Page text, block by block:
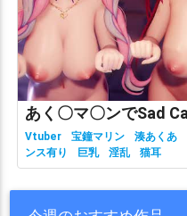
Vtuber 宝鐘マリン 湊あくあ
ンス有り
巨乳 淫乱 猫耳